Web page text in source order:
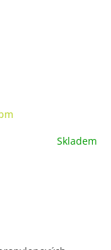
Skladem